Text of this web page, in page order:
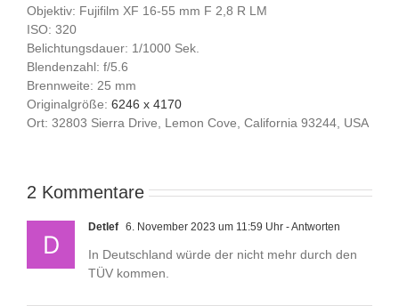
Objektiv: Fujifilm XF 16-55 mm F 2,8 R LM
ISO: 320
Belichtungsdauer: 1/1000 Sek.
Blendenzahl: f/5.6
Brennweite: 25 mm
Originalgröße: 6246 x 4170
Ort: 32803 Sierra Drive, Lemon Cove, California 93244, USA
2 Kommentare
Detlef 6. November 2023 um 11:59 Uhr - Antworten
In Deutschland würde der nicht mehr durch den
TÜV kommen.